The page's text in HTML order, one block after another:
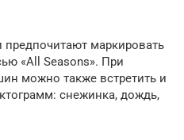
предпочитают маркировать
«All Seasons». При
можно также встретить и
снежинка, дождь,